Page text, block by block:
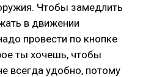
Чтобы замедлить
в движении
провести по кнопке
ты хочешь, чтобы
всегда удобно, потому